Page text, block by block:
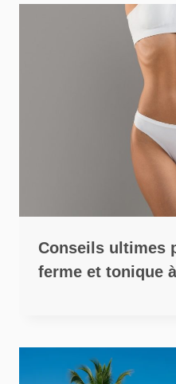
Conseils ultimes
ferme et tonique